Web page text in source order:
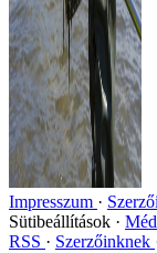
Impresszum
Sütibeállítások
RSS
Szerzőinknek